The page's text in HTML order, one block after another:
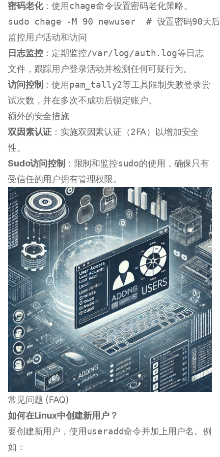
密码老化：使用chage命令设置密码老化策略。
sudo chage -M 90 newuser # 设置密码90天
监控用户活动和访问
日志监控：定期监控/var/log/auth.log等日志
文件，跟踪用户登录活动并检测任何可疑行为。
访问控制 ：使用pam_tally2等工具限制失败登录尝
试次数，并在多次不成功后锁定账户。
额外的安全措施
双因素认证 ：实施双因素认证（2FA）以增加安全
性。
Sudo访问控制 ：限制和监控sudo的使用，确保只有
受信任的用户拥有管理权限。
常见问题 (FAQ)
如何在Linux中创建新用户？
要创建新用户，使用useradd命令并加上用户名。例
如：